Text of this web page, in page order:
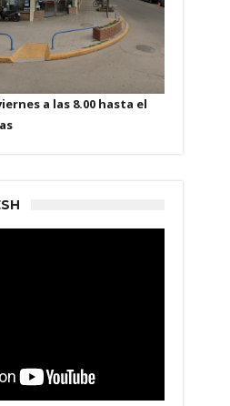
a las 8.00 hasta el